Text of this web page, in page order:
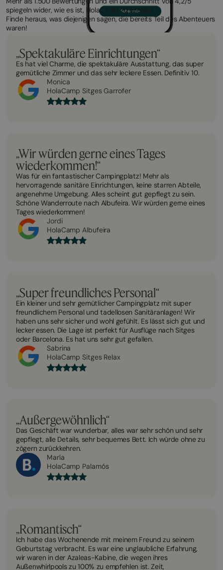
spiegeln wider, wie es ist, HolaCamp zu erleben.
Finde heraus, was diejenigen sagen, die bereits Teil des Abenteuers
waren!
„Spektakuläre Einrichtungen“
Es hat viel Charme, die spektakuläre Ausstattung, das super
gemütliche Zimmer und das sehr leckere Essen. Definitiv 10.
Monica
HolaCamp Sitges Garrofer
„Wir würden gerne eines Tages
wiederkommen!“
Was für ein fantastischer Campingplatz! Mehr als
hervorragende sanitäre Einrichtungen, keine starren Abteile,
angenehme Umgebung. Alles scheint gut gepflegt zu sein.
Schöne Wanderroute nach Albufeira. Wir würden gerne eines
Tages wiederkommen!
Jordi
HolaCamp Albufeira
„Super freundliches Personal“
Ein kleiner und sehr gemütlicher Campingplatz mit super
freundlichem Personal und tadellosen Sanitäranlagen! Wir
haben uns sehr sicher und wohl gefühlt. Es lässt sich gut und
lecker essen. Die Lage ist perfekt für Ausflüge nach Sitges
oder Barcelona. Es hat uns sehr gut gefallen.
Sabrina
HolaCamp Sitges Relax
„Außergewöhnlich“
Das Geschäft war wunderbar, alles war sehr schön und sehr
gepflegt, alle Details, sehr bequemes Bett. Ich würde ohne zu
zögern zurückkehren.
María
HolaCamp Palamós
„Romantisch“
Ich habe das Wochenende mit meinem Freund zu seinem
Geburtstag verbracht. Es war eine unglaubliche Erfahrung,
wir waren in der Azaleas-Kabine, die wegen ihres
Außenwhirlpools zu 100% zu empfehlen ist. Zeit,